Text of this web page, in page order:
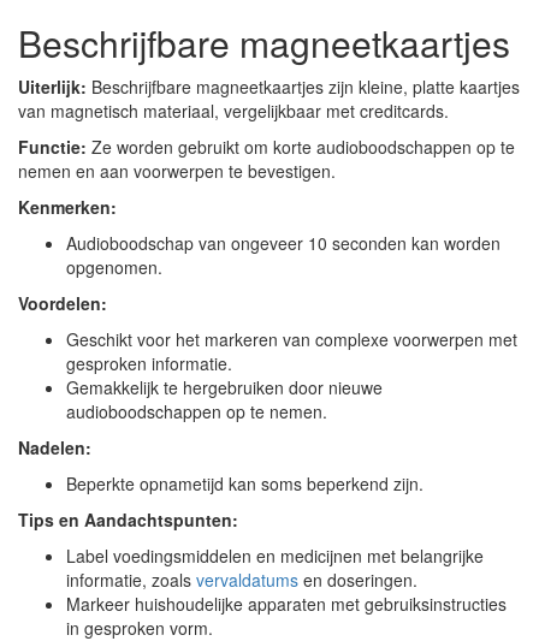
Beschrijfbare magneetkaartjes
Uiterlijk: Beschrijfbare magneetkaartjes zijn kleine, platte kaartjes
van magnetisch materiaal, vergelijkbaar met creditcards.
Functie: Ze worden gebruikt om korte audioboodschappen op te
nemen en aan voorwerpen te bevestigen.
Kenmerken:
Audioboodschap van ongeveer 10 seconden kan worden
opgenomen.
Voordelen:
Geschikt voor het markeren van complexe voorwerpen met
gesproken informatie.
Gemakkelijk te hergebruiken door nieuwe
audioboodschappen op te nemen.
Nadelen:
Beperkte opnametijd kan soms beperkend zijn.
Tips en Aandachtspunten:
Label voedingsmiddelen en medicijnen met belangrijke
informatie, zoals vervaldatums en doseringen.
Markeer huishoudelijke apparaten met gebruiksinstructies
in gesproken vorm.